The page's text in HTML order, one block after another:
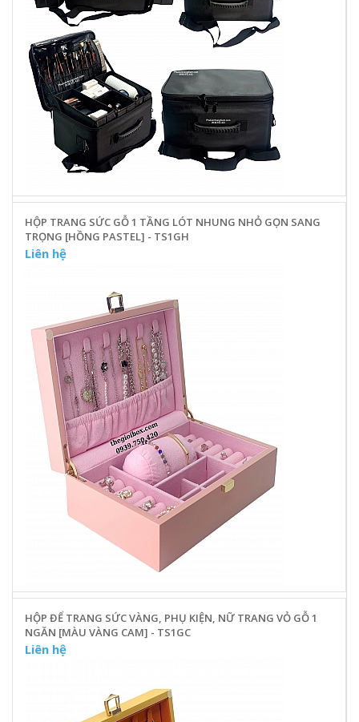
HỘP TRANG SỨC GỖ 1 TẦNG LÓT NHUNG NHỎ GỌN SANG
TRỌNG [HỒNG PASTEL] - TS1GH
Liên hệ
HỘP ĐỂ TRANG SỨC VÀNG, PHỤ KIỆN, NỮ TRANG VỎ GỖ 1
NGĂN [MÀU VÀNG CAM] - TS1GC
Liên hệ